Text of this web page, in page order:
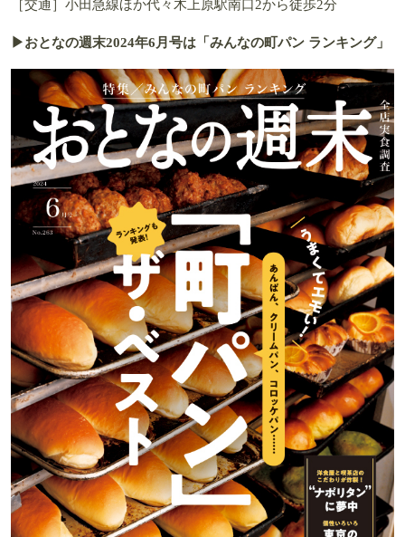
［交通］小田急線ほか代々木上原駅南口2から徒歩2分
▶おとなの週末2024年6月号は「みんなの町パン ランキング」